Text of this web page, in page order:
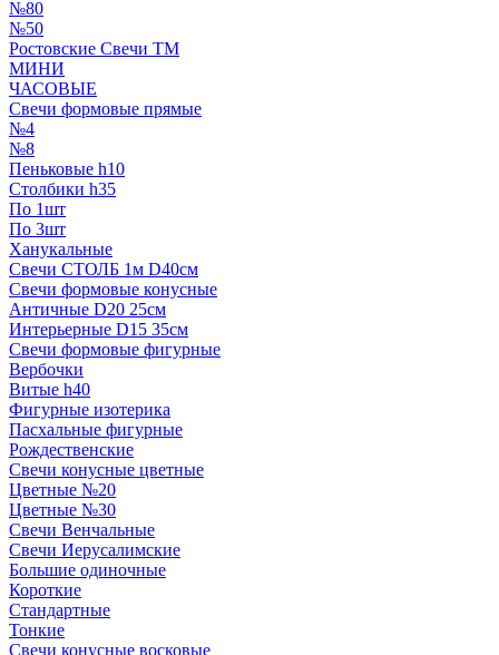
№80
№50
Ростовские Свечи ТМ
МИНИ
ЧАСОВЫЕ
Свечи формовые прямые
№4
№8
Пеньковые h10
Столбики h35
По 1шт
По 3шт
Ханукальные
Свечи СТОЛБ 1м D40см
Свечи формовые конусные
Античные D20 25см
Интерьерные D15 35см
Свечи формовые фигурные
Вербочки
Витые h40
Фигурные изотерика
Пасхальные фигурные
Рождественские
Свечи конусные цветные
Цветные №20
Цветные №30
Свечи Венчальные
Свечи Иерусалимские
Большие одиночные
Короткие
Стандартные
Тонкие
Свечи конусные восковые